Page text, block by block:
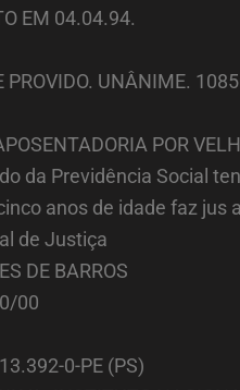
EM 04.04.94.
PROVIDO. UNÂNIME.
POR
da Previdência Social
anos de idade faz jus
de Justiça
DE BARROS
00
0-PE (PS)